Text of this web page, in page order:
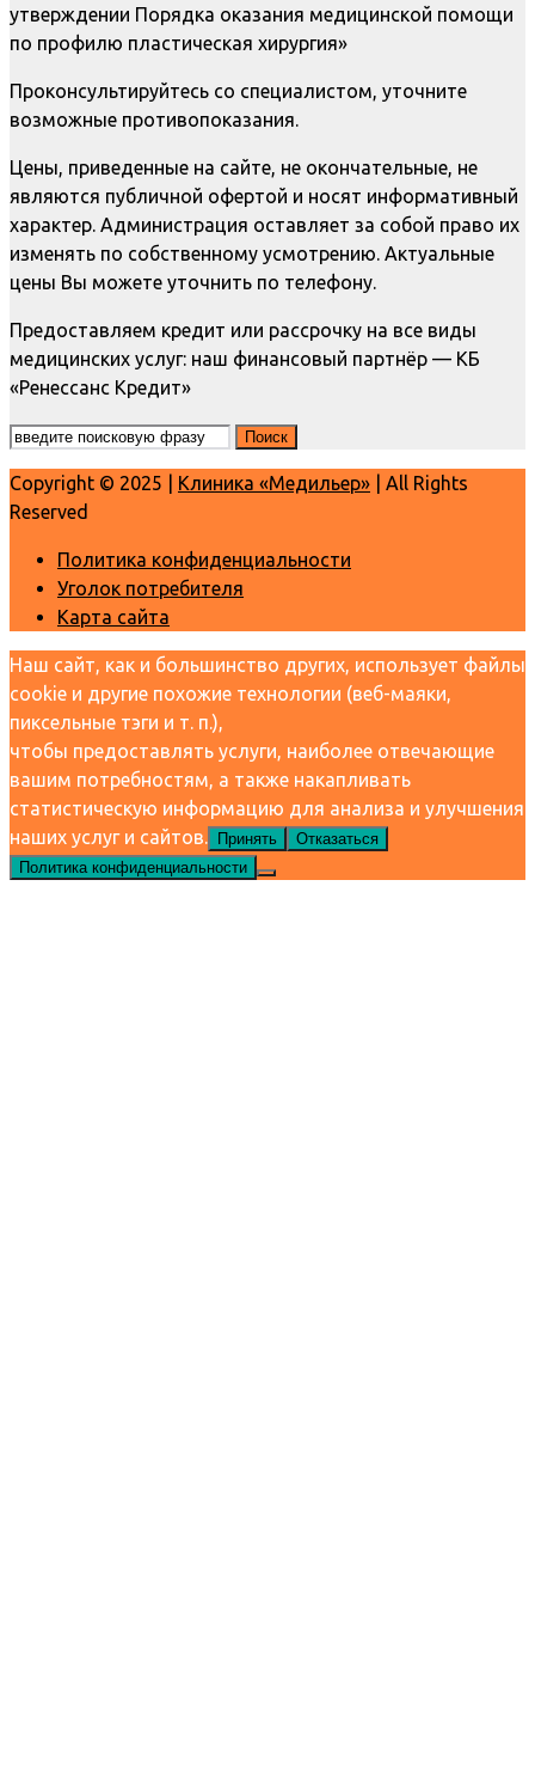
утверждении Порядка оказания медицинской помощи
по профилю пластическая хирургия»
Проконсультируйтесь со специалистом, уточните
возможные противопоказания.
Цены, приведенные на сайте, не окончательные, не
являются публичной офертой и носят информативный
характер. Администрация оставляет за собой право их
изменять по собственному усмотрению. Актуальные
цены Вы можете уточнить по телефону.
Предоставляем кредит или рассрочку на все виды
медицинских услуг: наш финансовый партнёр — КБ
«Ренессанс Кредит»
Copyright © 2025 | Клиника «Медильер» | All Rights
Reserved
Политика конфиденциальности
Уголок потребителя
Карта сайта
Наш сайт, как и большинство других, использует файлы
cookie и другие похожие технологии (веб-маяки,
пиксельные тэги и т. п.),
чтобы предоставлять услуги, наиболее отвечающие
вашим потребностям, а также накапливать
статистическую информацию для анализа и улучшения
наших услуг и сайтов. Принять
Отказаться
Политика конфиденциальности